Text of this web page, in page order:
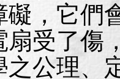
礙，它們
扇受了傷
之公理、